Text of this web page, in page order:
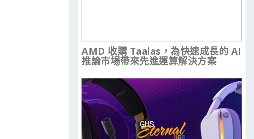
AMD 收購 Taalas，為快速成長的 AI
推論市場帶來先進運算解決方案